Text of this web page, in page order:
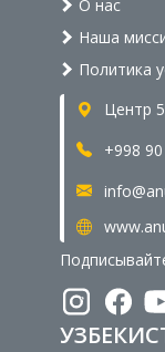
О нас
Наша
Политика
Центр
+998